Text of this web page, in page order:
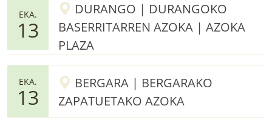
EKA.
13
DURANGO | DURANGOKO
BASERRITARREN AZOKA | AZOKA
PLAZA
EKA.
13
BERGARA | BERGARAKO
ZAPATUETAKO AZOKA